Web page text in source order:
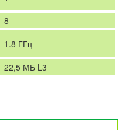
8
1.8 ГГц
22,5 МБ L3